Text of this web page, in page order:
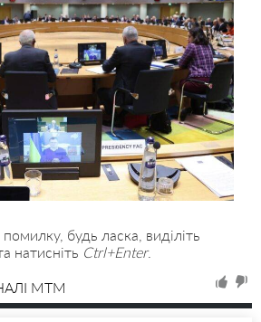
будь ласка, виділіть
натисніть Ctrl+Enter.
MTM